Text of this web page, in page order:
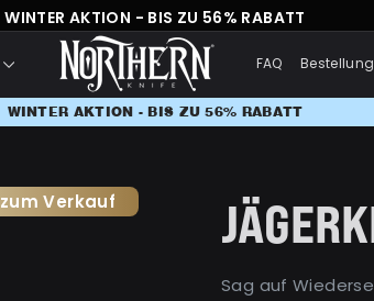
WINTER AKTION - BIS ZU 56% RABATT
FAQ
WINTER AKTION - BIS ZU 56% RABATT
zum Verkauf
Sag auf